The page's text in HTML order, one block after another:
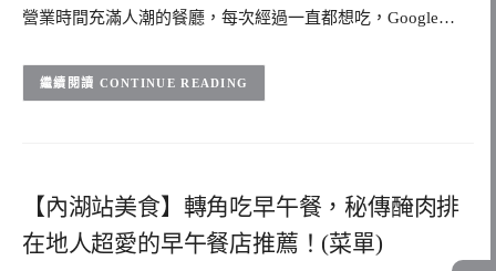
營業時間充滿人潮的餐廳，每次經過一直都想吃，Google…
CONTINUE READING
【內湖站美食】轉角吃早午餐，秘傳醃肉排
在地人超愛的早午餐店推薦！(菜單)